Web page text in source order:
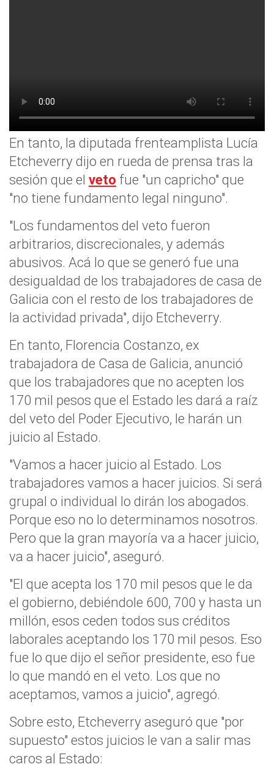
En tanto, la diputada frenteamplista Lucía
Etcheverry dijo en rueda de prensa tras la
sesión que el veto fue "un capricho" que
"no tiene fundamento legal ninguno".
"Los fundamentos del veto fueron
arbitrarios, discrecionales, y además
abusivos. Acá lo que se generó fue una
desigualdad de los trabajadores de casa de
Galicia con el resto de los trabajadores de
la actividad privada", dijo Etcheverry.
En tanto, Florencia Costanzo, ex
trabajadora de Casa de Galicia, anunció
que los trabajadores que no acepten los
170 mil pesos que el Estado les dará a raíz
del veto del Poder Ejecutivo, le harán un
juicio al Estado.
"Vamos a hacer juicio al Estado. Los
trabajadores vamos a hacer juicios. Si será
grupal o individual lo dirán los abogados.
Porque eso no lo determinamos nosotros.
Pero que la gran mayoría va a hacer juicio,
va a hacer juicio", aseguró.
"El que acepta los 170 mil pesos que le da
el gobierno, debiéndole 600, 700 y hasta un
millón, esos ceden todos sus créditos
laborales aceptando los 170 mil pesos. Eso
fue lo que dijo el señor presidente, eso fue
lo que mandó en el veto. Los que no
aceptamos, vamos a juicio", agregó.
Sobre esto, Etcheverry aseguró que "por
supuesto" estos juicios le van a salir mas
caros al Estado: